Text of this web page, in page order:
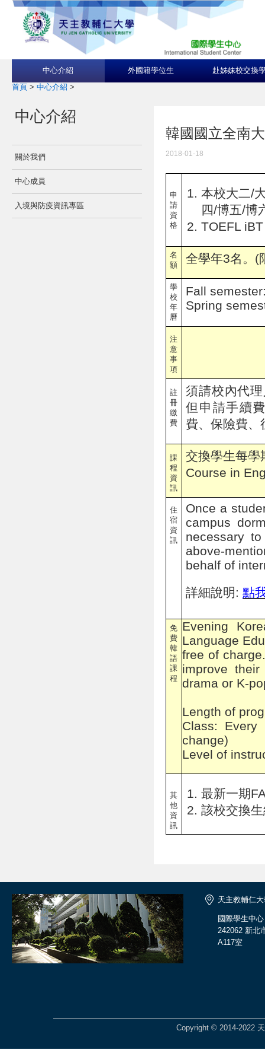
中心介紹 外國籍學位生 赴姊妹校交換
首頁 > 中心介紹 >
中心介紹
關於我們
中心成員
入境與防疫資訊專區
韓國國立全南
2018-01-18
申
請
資
格
本校大二/
四/博五/博
TOEFL
名
額
全學年3名。(
學
校
年
曆
Fall
Spring
注
意
事
項
註
冊
繳
費
須請校內代
但申請手續
費、保險費、
課
程
資
訊
交換學生每
Course in
住
宿
資
訊
Once a
campus
necessary
above-
behalf of
詳細說明:點
免
費
韓
語
課
程
Evening
Language
free of
improve
drama or K-
Length of
Class: Every
change)
Level of
其
他
資
訊
最新一期
該校交換
天主教輔仁
國際學生中心
242062 新北
A117室
Copyright © 2014-2022